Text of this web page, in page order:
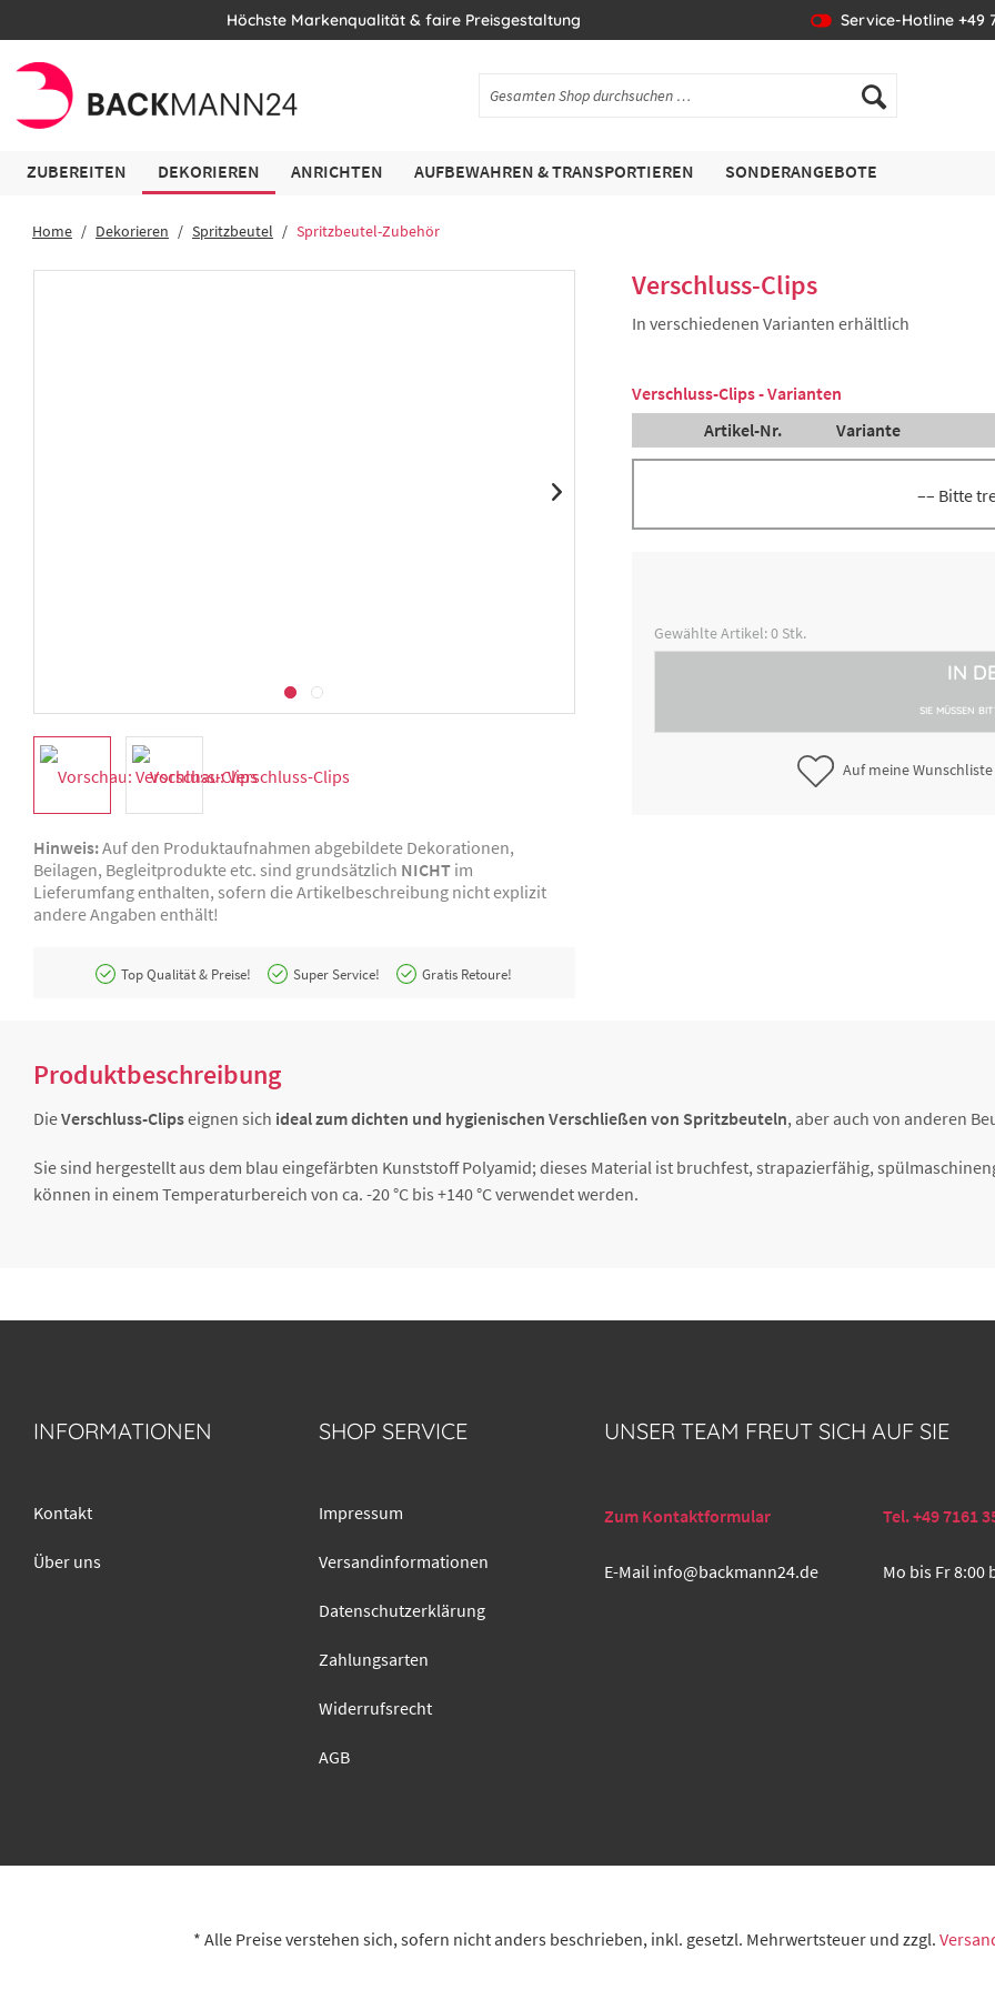
Höchste Markenqualität & faire Preisgestaltung Service-Hotline +49
ZUBEREITEN DEKORIEREN ANRICHTEN AUFBEWAHREN & TRANSPORTIEREN SONDERANGEBOTE
Home Dekorieren Spritzbeutel Spritzbeutel-Zubehör
Hinweis:Auf den Produktaufnahmen abgebildete Dekorationen,
Beilagen, Begleitprodukte etc. sind grundsätzlich NICHT im
Lieferumfang enthalten, sofern die Artikelbeschreibung nicht explizit
andere Angaben enthält!
Top Qualität & Preise! Super Service! Gratis Retoure!
Verschluss-Clips
In verschiedenen Varianten erhältlich
Verschluss-Clips - Varianten
Artikel-Nr.
Variante
–– Bitte
8300010766
Verschluss-Clip, Länge 32 cm
Gewählte Artikel:0 Stk.
IN
SIE MÜSSEN
Auf meine Wunschliste
Produktbeschreibung
DieVerschluss-Clipseignen sich ideal zum dichten und hygienischen Verschließen von Spritzbeuteln, aber auch von anderen
Sie sind hergestellt aus dem blau eingefärbten Kunststoff Polyamid; dieses Material ist bruchfest, strapazierfähig,
können in einem Temperaturbereich von ca. -20 °C bis +140 °C verwendet werden.
INFORMATIONEN
Kontakt
Über uns
SHOP SERVICE
Impressum
Versandinformationen
Datenschutzerklärung
Zahlungsarten
Widerrufsrecht
AGB
UNSER TEAM FREUT SICH AUF SIE
Zum Kontaktformular Tel. +49 7161
E-Mail info@backmann24.de Mo bis Fr 8:00
* Alle Preise verstehen sich, sofern nicht anders beschrieben, inkl. gesetzl. Mehrwertsteuer und zzgl.